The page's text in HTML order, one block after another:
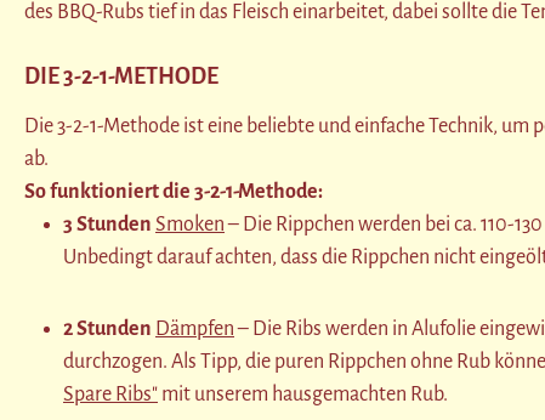
des BBQ-Rubs tief in das Fleisch einarbeitet, dabei sollte die
DIE 3-2-1-METHODE
Die 3-2-1-Methode ist eine beliebte und einfache Technik,
ab.
So funktioniert die 3-2-1-Methode:
3 Stunden Smoken– Die Rippchen werden bei ca. 110-
Unbedingt darauf achten, dass die Rippchen nicht
2 Stunden Dämpfen– Die Ribs werden in Alufolie
durchzogen. Als Tipp, die puren Rippchen ohne Rub
Spare Ribs" mit unserem hausgemachten Rub.